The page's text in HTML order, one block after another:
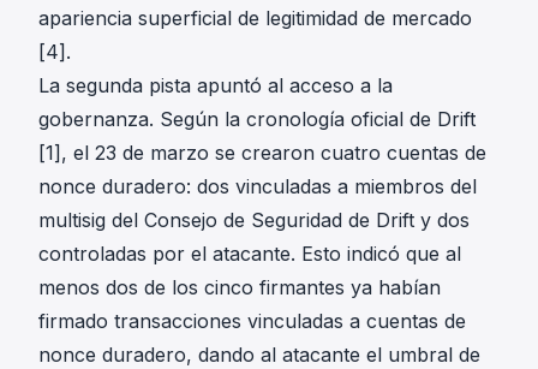
apariencia superficial de legitimidad de mercado
[4].
La segunda pista apuntó al acceso a la
gobernanza. Según la cronología oficial de Drift
[1], el 23 de marzo se crearon cuatro cuentas de
nonce duradero: dos vinculadas a miembros del
multisig del Consejo de Seguridad de Drift y dos
controladas por el atacante. Esto indicó que al
menos dos de los cinco firmantes ya habían
firmado transacciones vinculadas a cuentas de
nonce duradero, dando al atacante el umbral de